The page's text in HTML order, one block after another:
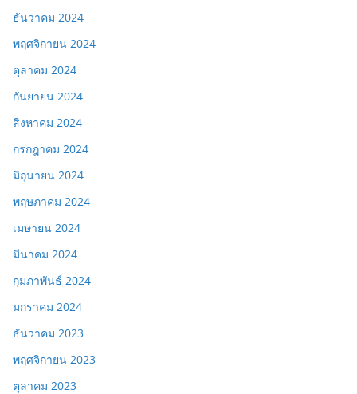
ธันวาคม 2024
พฤศจิกายน 2024
ตุลาคม 2024
กันยายน 2024
สิงหาคม 2024
กรกฎาคม 2024
มิถุนายน 2024
พฤษภาคม 2024
เมษายน 2024
มีนาคม 2024
กุมภาพันธ์ 2024
มกราคม 2024
ธันวาคม 2023
พฤศจิกายน 2023
ตุลาคม 2023